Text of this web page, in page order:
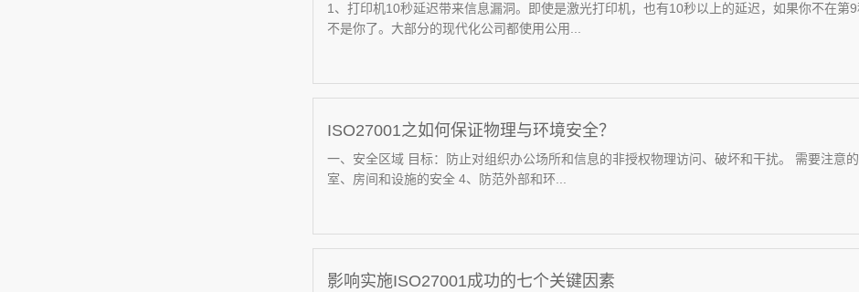
1、打印机10秒延迟带来信息漏洞。即使是激光打印机，也有10秒以上的延迟，如果你不在
不是你了。大部分的现代化公司都使用公用...
ISO27001之如何保证物理与环境安全？
一、安全区域 目标：防止对组织办公场所和信息的非授权物理访问、破坏和干扰。 需要注意
室、房间和设施的安全 4、防范外部和环...
影响实施ISO27001成功的七个关键因素